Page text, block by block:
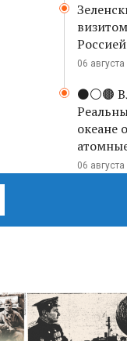
06
⚫️⚪️🟤
океане
06